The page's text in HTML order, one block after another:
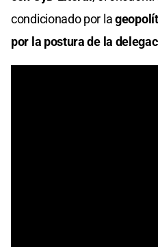
condicionado por la
por la postura de la